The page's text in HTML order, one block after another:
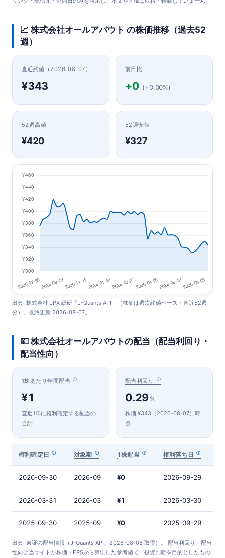
📈 株式会社オールアバウト の株価推移（過去52
週）
直近終値（2026-08-07）
¥343
前日比
+0 (+0.00%)
52週高値
¥420
52週安値
¥327
出典: 株式会社 JPX 総研「J-Quants API」（株価は週次終値ベース・直近52週
分）。最終更新 2026-08-07。
💴 株式会社オールアバウトの配当（配当利回り・
配当性向）
1株あたり年間配当
¥1
直近1年に権利確定する配当の
合計
配当利回り
0.29 %
株価 ¥343（2026-08-07）時
点
権利確定日 対象期 1株配当 権利落ち日
2026-09-30 2026-09 ¥0 2026-09-29
2026-03-31 2026-03 ¥1 2026-03-30
2025-09-30 2025-09 ¥0 2025-09-29
出典: 東証の配当情報（J-Quants API、2026-08-08 取得）。 配当利回り・配当
性向は当サイトが株価・EPSから算出した参考値で、投資判断を目的としたもの